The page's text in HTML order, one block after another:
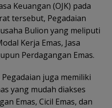
Keuangan (OJK) pada
tersebut, Pegadaian
Bulion yang meliputi
Kerja Emas, Jasa
Perdagangan Emas.
juga memiliki
yang mudah diakses
Emas, Cicil Emas, dan